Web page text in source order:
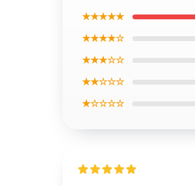
★★★★★
★★★★☆
★★★☆☆
★★☆☆☆
★☆☆☆☆